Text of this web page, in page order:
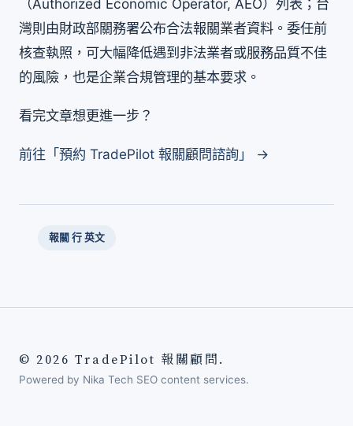
（Authorized Economic Operator, AEO）列表；台
灣則由財政部關務署公布合法報關業者資料。委任前
核查執照，可大幅降低遇到非法業者或服務品質不佳
的風險，也是企業合規管理的基本要求。
看完文章想更進一步？
前往「預約 TradePilot 報關顧問諮詢」 →
報關 行 英文
© 2026 TradePilot 報關顧問.
Powered by Nika Tech SEO content services.